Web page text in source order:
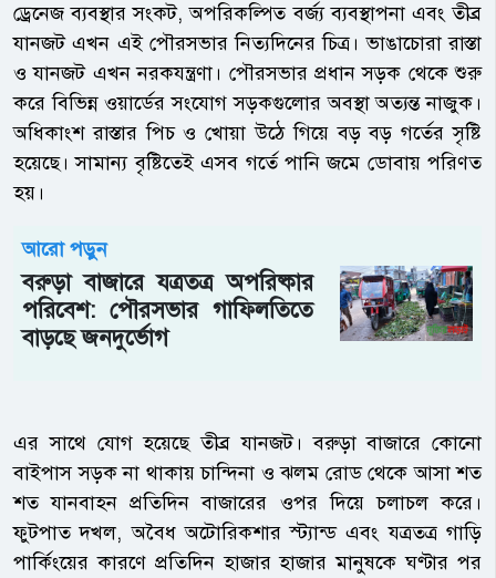
ড্রেনেজ ব্যবস্থার সংকট, অপরিকল্পিত বর্জ্য ব্যবস্থাপনা এবং তীব্র
যানজট এখন এই পৌরসভার নিত্যদিনের চিত্র। ভাঙাচোরা রাস্তা
ও যানজট এখন নরকযন্ত্রণা। পৌরসভার প্রধান সড়ক থেকে শুরু
করে বিভিন্ন ওয়ার্ডের সংযোগ সড়কগুলোর অবস্থা অত্যন্ত নাজুক।
অধিকাংশ রাস্তার পিচ ও খোয়া উঠে গিয়ে বড় বড় গর্তের সৃষ্টি
হয়েছে। সামান্য বৃষ্টিতেই এসব গর্তে পানি জমে ডোবায় পরিণত
হয়।
আরো পড়ুন
বরুড়া বাজারে যত্রতত্র অপরিষ্কার
পরিবেশ: পৌরসভার গাফিলতিতে
বাড়ছে জনদুর্ভোগ
এর সাথে যোগ হয়েছে তীব্র যানজট। বরুড়া বাজারে কোনো
বাইপাস সড়ক না থাকায় চান্দিনা ও ঝলম রোড থেকে আসা শত
শত যানবাহন প্রতিদিন বাজারের ওপর দিয়ে চলাচল করে।
ফুটপাত দখল, অবৈধ অটোরিকশার স্ট্যান্ড এবং যত্রতত্র গাড়ি
পার্কিংয়ের কারণে প্রতিদিন হাজার হাজার মানুষকে ঘণ্টার পর